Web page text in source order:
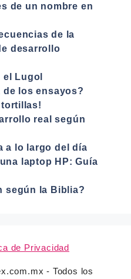
de un nombre en
de la
desarrollo
el Lugol
de los ensayos?
tortillas!
real según
a lo largo del día
laptop HP: Guía
según la Biblia?
de Privacidad
- Todos los